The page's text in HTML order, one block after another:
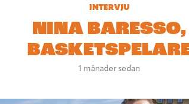
INTERVJU
NINA BARESSO,
1 månader sedan